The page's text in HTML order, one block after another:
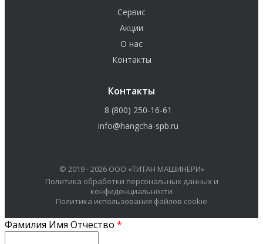
Сервис
Акции
О нас
Контакты
Контакты
8 (800) 250-16-61
info@hangcha-spb.ru
© 2019 - 2026 ООО «ТИТАН МАШИНЕРИ»
Политика обработки персональных данных и
конфиденциальности
Политика использования файлов cookie
Фамилия Имя Отчество *